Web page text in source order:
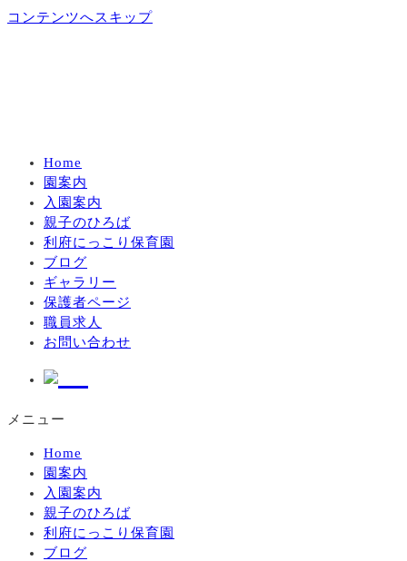
コンテンツへスキップ
Home
園案内
入園案内
親子のひろば
利府にっこり保育園
ブログ
ギャラリー
保護者ページ
職員求人
お問い合わせ
メニュー
Home
園案内
入園案内
親子のひろば
利府にっこり保育園
ブログ